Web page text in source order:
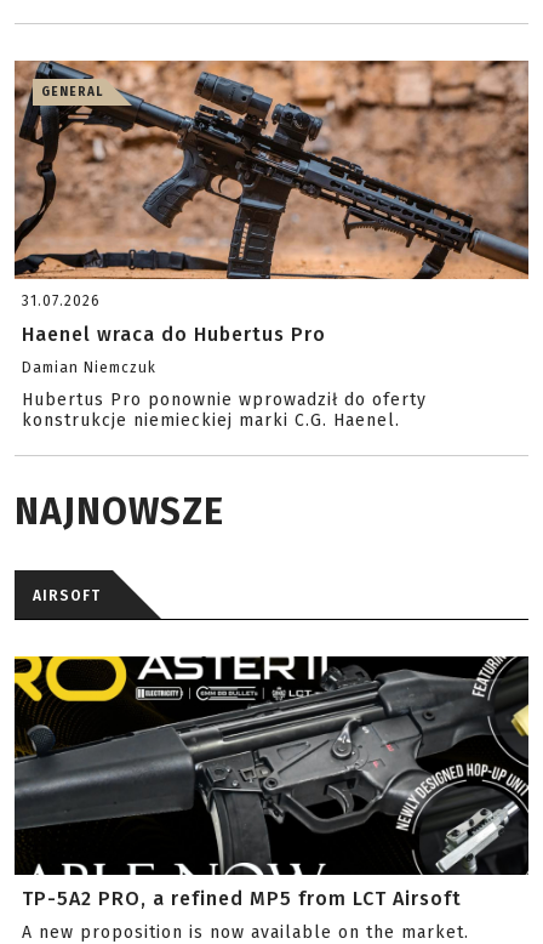
GENERAL
31.07.2026
Haenel wraca do Hubertus Pro
Damian Niemczuk
Hubertus Pro ponownie wprowadził do oferty
konstrukcje niemieckiej marki C.G. Haenel.
NAJNOWSZE
AIRSOFT
TP-5A2 PRO, a refined MP5 from LCT Airsoft
A new proposition is now available on the market.